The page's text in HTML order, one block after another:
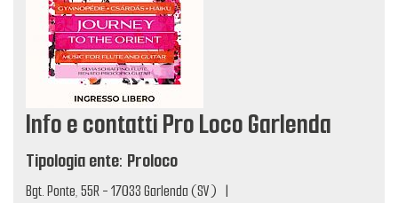
Info e contatti Pro Loco Garlenda
Tipologia ente: Proloco
Bgt. Ponte, 55R - 17033 Garlenda (SV) |